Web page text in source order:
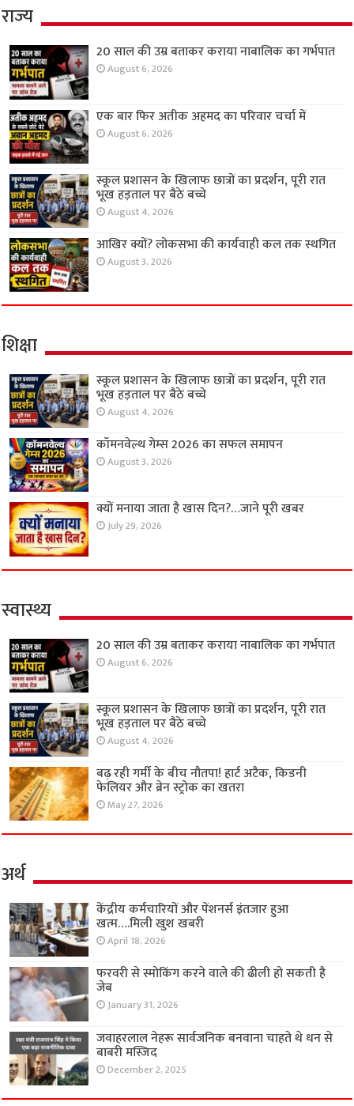
राज्य
20 साल की उम्र बताकर कराया नाबालिक का गर्भपात
August 6, 2026
एक बार फिर अतीक अहमद का परिवार चर्चा में
August 6, 2026
स्कूल प्रशासन के खिलाफ छात्रों का प्रदर्शन, पूरी रात
भूख हड़ताल पर बैठे बच्चे
August 4, 2026
आखिर क्यों? लोकसभा की कार्यवाही कल तक स्थगित
August 3, 2026
शिक्षा
स्कूल प्रशासन के खिलाफ छात्रों का प्रदर्शन, पूरी रात
भूख हड़ताल पर बैठे बच्चे
August 4, 2026
कॉमनवेल्थ गेम्स 2026 का सफल समापन
August 3, 2026
क्यों मनाया जाता है खास दिन?…जाने पूरी खबर
July 29, 2026
स्वास्थ्य
20 साल की उम्र बताकर कराया नाबालिक का गर्भपात
August 6, 2026
स्कूल प्रशासन के खिलाफ छात्रों का प्रदर्शन, पूरी रात
भूख हड़ताल पर बैठे बच्चे
August 4, 2026
बढ़ रही गर्मी के बीच नौतपा! हार्ट अटैक, किडनी
फेलियर और ब्रेन स्ट्रोक का खतरा
May 27, 2026
अर्थ
केंद्रीय कर्मचारियों और पेंशनर्स इंतजार हुआ
खत्म….मिली खुश खबरी
April 18, 2026
फरवरी से स्मोकिंग करने वाले की ढीली हो सकती है
जेब
January 31, 2026
जवाहरलाल नेहरू सार्वजनिक बनवाना चाहते थे धन से
बाबरी मस्जिद
December 2, 2025